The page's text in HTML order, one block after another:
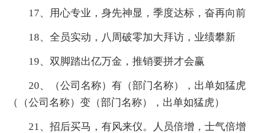
17、用心专业，身先神显，季度达标，奋再向前
18、全员实动，八周破零加大拜访，业绩攀新
19、双脚踏出亿万金，推销要拼才会赢
20、（公司名称）有（部门名称），出单如猛虎
（（公司名称）变（部门名称），出单如猛虎）
21、招后买马，有风来仪。人员倍增，士气倍增